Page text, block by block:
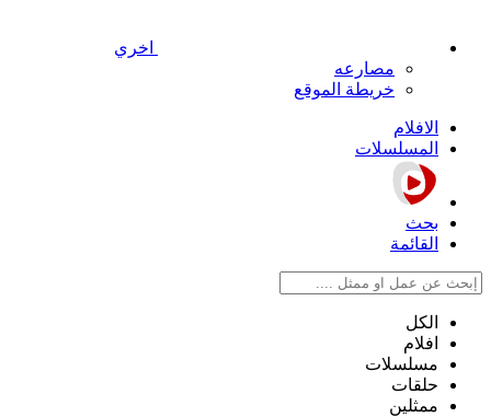
اخري
مصارعه
خريطة الموقع
الافلام
المسلسلات
بحث
القائمة
الكل
افلام
مسلسلات
حلقات
ممثلين